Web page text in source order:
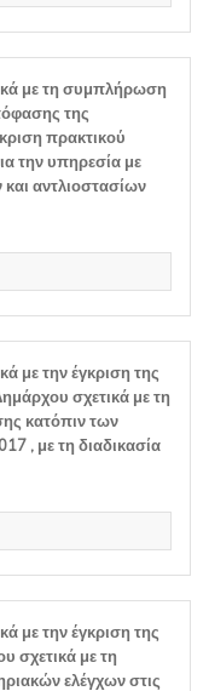
με τη συμπλήρωση
της
πρακτικού
την υπηρεσία με
και αντλιοστασίων
με την έγκριση της
σχετικά με τη
κατόπιν των
, με τη διαδικασία
με την έγκριση της
σχετικά με τη
ελέγχων στις